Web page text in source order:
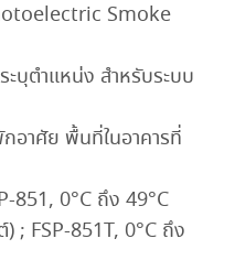
Smoke
บุตำแหน่ง สำหรับระบบ
าศัย พื้นที่ในอาคารที่
851, 0°C ถึง 49°C
; FSP-851T, 0°C ถึง